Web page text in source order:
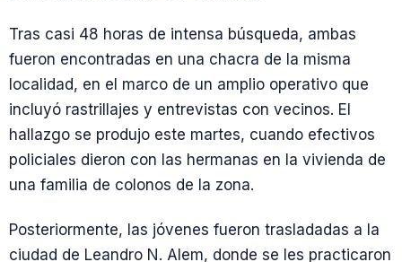
Tras casi 48 horas de intensa búsqueda, ambas
fueron encontradas en una chacra de la misma
localidad, en el marco de un amplio operativo que
incluyó rastrillajes y entrevistas con vecinos. El
hallazgo se produjo este martes, cuando efectivos
policiales dieron con las hermanas en la vivienda de
una familia de colonos de la zona.
Posteriormente, las jóvenes fueron trasladadas a la
ciudad de Leandro N. Alem, donde se les practicaron